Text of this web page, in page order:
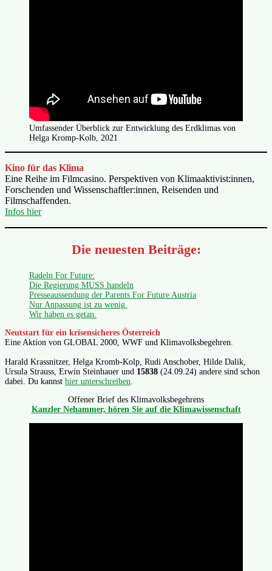
Umfassender Überblick zur Entwicklung des Erdklimas von
Helga Kromp-Kolb, 2021
Kino für das Klima
Eine Reihe im Filmcasino. Perspektiven von Klimaaktivist:innen,
Forschenden und Wissenschaftler:innen, Reisenden und
Filmschaffenden.
Infos hier
Die neuesten Beiträge:
Radeln For Future:
Die Regierung MUSS handeln
Presseaussendung der Parents For Future Austria
Nur Anpassung ist zu wenig.
Wir haben es getan.
Neutstart für ein krisensicheres Österreich
Eine Aktion von GLOBAL 2000, WWF und Klimavolksbegehren.
Harald Krassnitzer, Helga Kromb-Kolp, Rudi Anschober, Hilde Dalik,
Ursula Strauss, Erwin Steinhauer und 15838 (24.09.24) andere sind schon
dabei. Du kannst hier unterschreiben
Offener Brief des Klimavolksbegehrens
Kanzler Nehammer, hören Sie auf die Klimawissenschaft